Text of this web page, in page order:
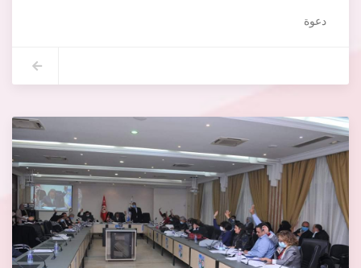
دعوة
يتشرف رئيس بلدية أريانة بدعوتكم للمشاركة عن بعد في الجلسة العامة التشاركية